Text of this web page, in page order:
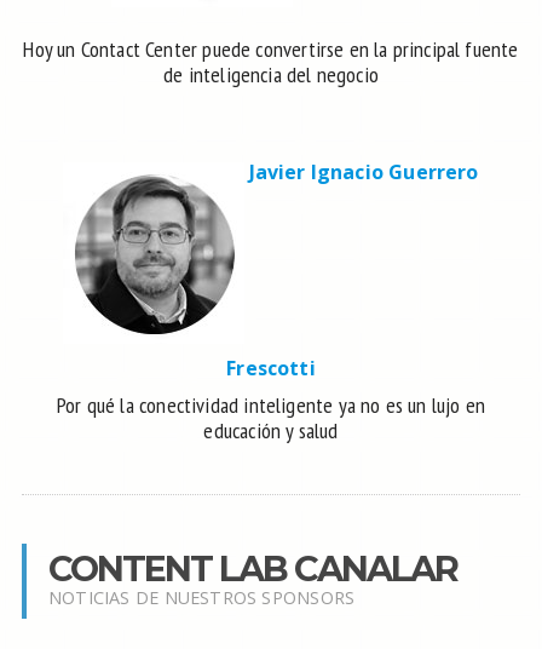
Hoy un Contact Center puede convertirse en la principal fuente
de inteligencia del negocio
Javier Ignacio Guerrero
Frescotti
Por qué la conectividad inteligente ya no es un lujo en
educación y salud
CONTENT LAB CANALAR
NOTICIAS DE NUESTROS SPONSORS